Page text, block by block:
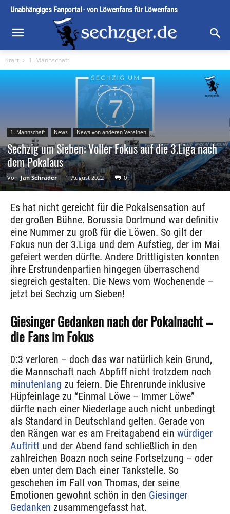
Unabhängiges Fanportal - von Löwenfans für Löwenfans
Start 1. Mannschaft
1. Mannschaft News News von anderen Vereinen
Sechzig um Sieben: Voller Fokus auf die 3.Liga nach
dem Pokalaus
Von Jan Schrader - 1. August 2022 0
Es hat nicht gereicht für die Pokalsensation auf
der großen Bühne. Borussia Dortmund war definitiv
eine Nummer zu groß für die Löwen. So gilt der
Fokus nun der 3.Liga und dem Aufstieg, der im Mai
gefeiert werden dürfte. Andere Drittligisten konnten
ihre Erstrundenpartien hingegen überraschend
siegreich gestalten. Die News vom Wochenende –
jetzt bei Sechzig um Sieben!
Giesinger Gedanken nach der Pokalnacht –
die Fans im Fokus
0:3 verloren – doch das war natürlich kein Grund,
die Mannschaft nach Abpfiff nicht trotzdem noch
minutenlang zu feiern. Die Ehrenrunde inklusive
Hüpfeinlage zu “Einmal Löwe – Immer Löwe”
dürfte nach einer Niederlage auch nicht unbedingt
als Standard in Deutschland gelten. Gerade von
den Rängen war es am Freitagabend ein würdiger
Auftritt und der Abend fand schließlich in den
zahlreichen Boazn noch seine Fortsetzung – oder
eben unter dem Dach einer Tankstelle. So
geschehen im Fall von Thomas, der seine
Emotionen gewohnt schön in den Giesinger
Gedanken zusammengefasst hat.